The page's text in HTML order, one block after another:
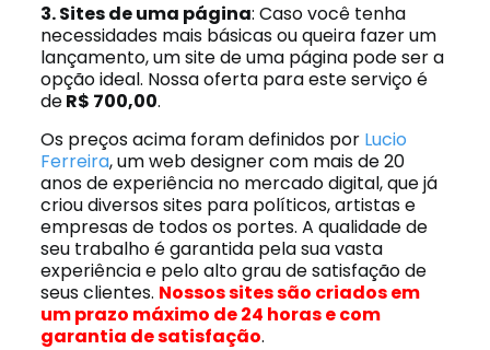
3. Sites de uma página: Caso você tenha
necessidades mais básicas ou queira fazer um
lançamento, um site de uma página pode ser a
opção ideal. Nossa oferta para este serviço é
deR$ 700,00.
Os preços acima foram definidos por Lucio
Ferreira, um web designer com mais de 20
anos de experiência no mercado digital, que já
criou diversos sites para políticos, artistas e
empresas de todos os portes. A qualidade de
seu trabalho é garantida pela sua vasta
experiência e pelo alto grau de satisfação de
seus clientes. Nossos sites são criados em
um prazo máximo de 24 horas e com
garantia de satisfação.